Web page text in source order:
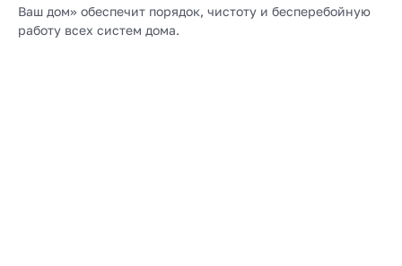
Ваш дом» обеспечит порядок, чистоту и бесперебойную
работу всех систем дома.